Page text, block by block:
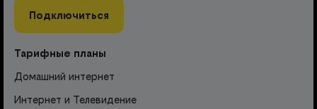
Подключиться
Тарифные планы
Домашний интернет
Интернет и Телевидение